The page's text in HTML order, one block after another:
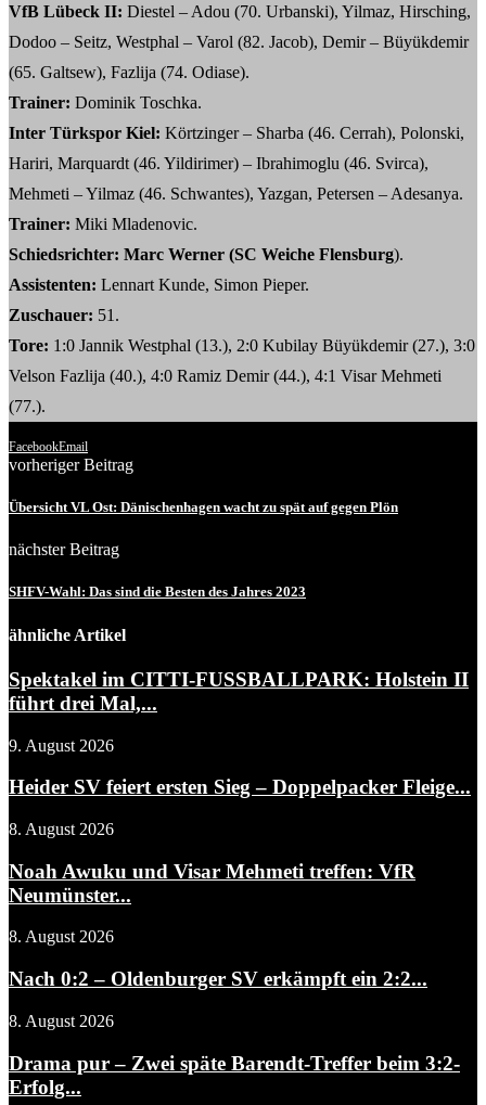
VfB Lübeck II: Diestel – Adou (70. Urbanski), Yilmaz, Hirsching,
Dodoo – Seitz, Westphal – Varol (82. Jacob), Demir – Büyükdemir
(65. Galtsew), Fazlija (74. Odiase).
Trainer: Dominik Toschka.
Inter Türkspor Kiel: Körtzinger – Sharba (46. Cerrah), Polonski,
Hariri, Marquardt (46. Yildirimer) – Ibrahimoglu (46. Svirca),
Mehmeti – Yilmaz (46. Schwantes), Yazgan, Petersen – Adesanya.
Trainer: Miki Mladenovic.
Schiedsrichter: Marc Werner (SC Weiche Flensburg).
Assistenten: Lennart Kunde, Simon Pieper.
Zuschauer: 51.
Tore: 1:0 Jannik Westphal (13.), 2:0 Kubilay Büyükdemir (27.), 3:0
Velson Fazlija (40.), 4:0 Ramiz Demir (44.), 4:1 Visar Mehmeti
(77.).
FacebookEmail
vorheriger Beitrag
Übersicht VL Ost: Dänischenhagen wacht zu spät auf gegen Plön
nächster Beitrag
SHFV-Wahl: Das sind die Besten des Jahres 2023
ähnliche Artikel
Spektakel im CITTI-FUSSBALLPARK: Holstein II
führt drei Mal,...
9. August 2026
Heider SV feiert ersten Sieg – Doppelpacker Fleige...
8. August 2026
Noah Awuku und Visar Mehmeti treffen: VfR
Neumünster...
8. August 2026
Nach 0:2 – Oldenburger SV erkämpft ein 2:2...
8. August 2026
Drama pur – Zwei späte Barendt-Treffer beim 3:2-
Erfolg...